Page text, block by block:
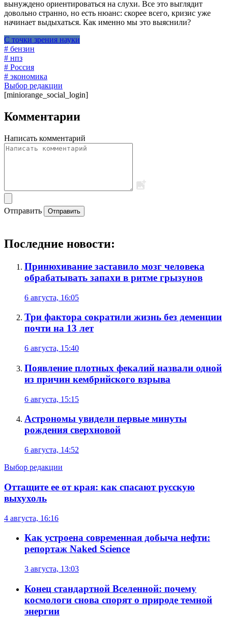
вынуждено ориентироваться на слухи. Все это выглядит
довольно странно, но есть нюанс: скорее всего, кризис уже
начинает выдыхаться. Как именно мы это выяснили?
С точки зрения науки
# бензин
# нпз
# Россия
# экономика
Выбор редакции
[miniorange_social_login]
Комментарии
Написать комментарий
Отправить Отправить
Последние новости:
Принюхивание заставило мозг человека
обрабатывать запахи в ритме грызунов
6 августа, 16:05
Три фактора сократили жизнь без деменции
почти на 13 лет
6 августа, 15:40
Появление плотных фекалий назвали одной
из причин кембрийского взрыва
6 августа, 15:15
Астрономы увидели первые минуты
рождения сверхновой
6 августа, 14:52
Выбор редакции
Оттащите ее от края: как спасают русскую
выхухоль
4 августа, 16:16
Как устроена современная добыча нефти:
репортаж Naked Science
3 августа, 13:03
Конец стандартной Вселенной: почему
космологи снова спорят о природе темной
энергии